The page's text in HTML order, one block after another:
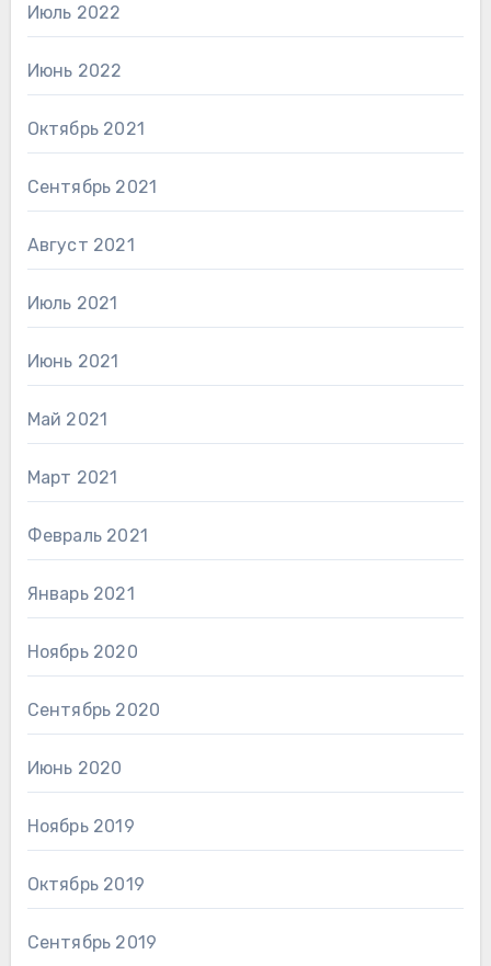
Июль 2022
Июнь 2022
Октябрь 2021
Сентябрь 2021
Август 2021
Июль 2021
Июнь 2021
Май 2021
Март 2021
Февраль 2021
Январь 2021
Ноябрь 2020
Сентябрь 2020
Июнь 2020
Ноябрь 2019
Октябрь 2019
Сентябрь 2019